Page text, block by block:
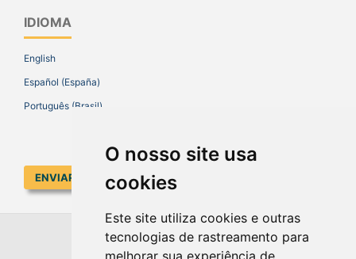
O nosso site usa
cookies
Este site utiliza cookies e outras
tecnologias de rastreamento para
melhorar sua experiência de
IDIOMA
English
Español (España)
Português (Brasil)
ENVIAR SUBMISSÃO
EDUCAR EM REVISTA